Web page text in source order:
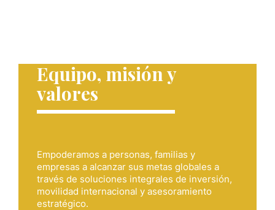
Equipo, misión y
valores
Empoderamos a personas, familias y
empresas a alcanzar sus metas globales a
través de soluciones integrales de inversión,
movilidad internacional y asesoramiento
estratégico.